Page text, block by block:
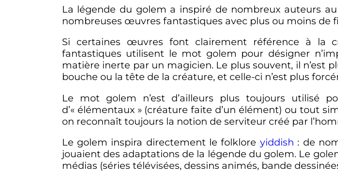
La légende du golem a inspiré de nombreux auteurs
nombreuses œuvres fantastiques avec plus ou moins de
Si certaines œuvres font clairement référence à la
fantastiques utilisent le mot golem pour désigner
matière inerte par un magicien. Le plus souvent, il n’est
bouche ou la tête de la créature, et celle-ci n’est plus
Le mot golem n’est d’ailleurs plus toujours utilisé
d’« élémentaux » (créature faite d’un élément) ou tout
on reconnaît toujours la notion de serviteur créé par
Le golem inspira directement le folklore yiddish : de
jouaient des adaptations de la légende du golem. Le
médias (séries télévisées, dessins animés, bande